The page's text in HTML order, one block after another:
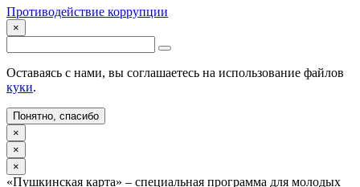
Противодействие коррупции
×
Оставаясь с нами, вы соглашаетесь на использование файлов
куки.
Понятно, спасибо
×
×
×
«Пушкинская карта» – специальная программа для молодых